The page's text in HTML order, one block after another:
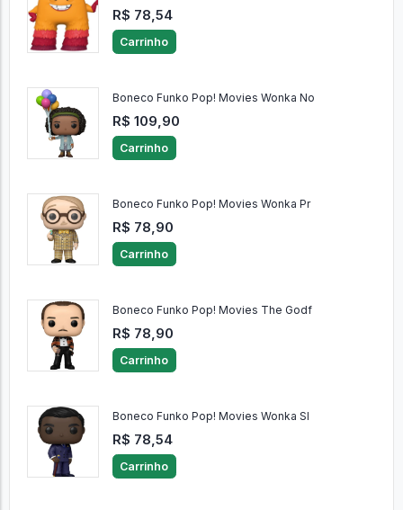
R$ 78,54
Carrinho
Boneco Funko Pop! Movies Wonka No
R$ 109,90
Carrinho
Boneco Funko Pop! Movies Wonka Pr
R$ 78,90
Carrinho
Boneco Funko Pop! Movies The Godf
R$ 78,90
Carrinho
Boneco Funko Pop! Movies Wonka Sl
R$ 78,54
Carrinho